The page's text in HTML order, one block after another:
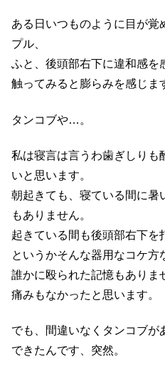
ある日いつものように目が覚
プル、
ふと、後頭部右下に違和感を
触ってみると膨らみを感じま
タンコブや…。
私は寝言は言うわ歯ぎしりも
いと思います。
朝起きても、寝ている間に暑
もありません。
起きている間も後頭部右下を
というかそんな器用なコケ方
誰かに殴られた記憶もありま
痛みもなかったと思います。
でも、間違いなくタンコブが
できたんです、突然。